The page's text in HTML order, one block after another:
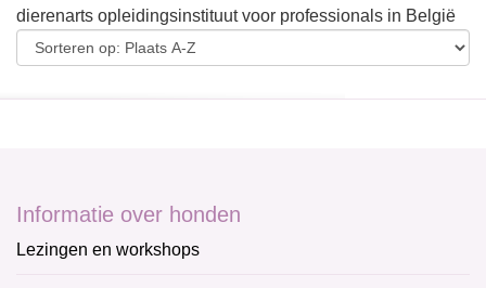
dierenarts opleidingsinstituut voor professionals in België
Informatie over honden
Lezingen en workshops